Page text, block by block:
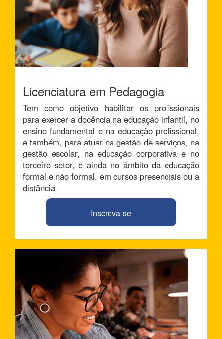
Licenciatura em Pedagogia
Tem como objetivo habilitar os profissionais
para exercer a docência na educação infantil, no
ensino fundamental e na educação profissional,
e também, para atuar na gestão de serviços, na
gestão escolar, na educação corporativa e no
terceiro setor, e ainda no âmbito da educação
formal e não formal, em cursos presenciais ou a
distância.
Inscreva-se